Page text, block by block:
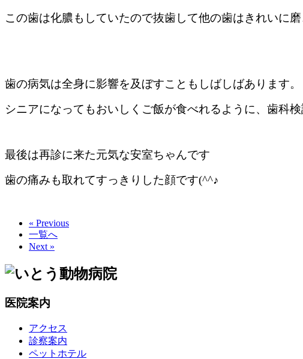
この歯は化膿もしていたので抜歯して他の歯はきれいに磨
歯の病気は全身に影響を及ぼすこともしばしばあります。
シニアになってもおいしくご飯が食べれるように、歯科
最後は再診に来た元気な安室ちゃんです
歯の痛みも取れてすっきりした顔です(^^♪
« Previous
一覧へ
Next »
医院案内
アクセス
診察案内
ペットホテル